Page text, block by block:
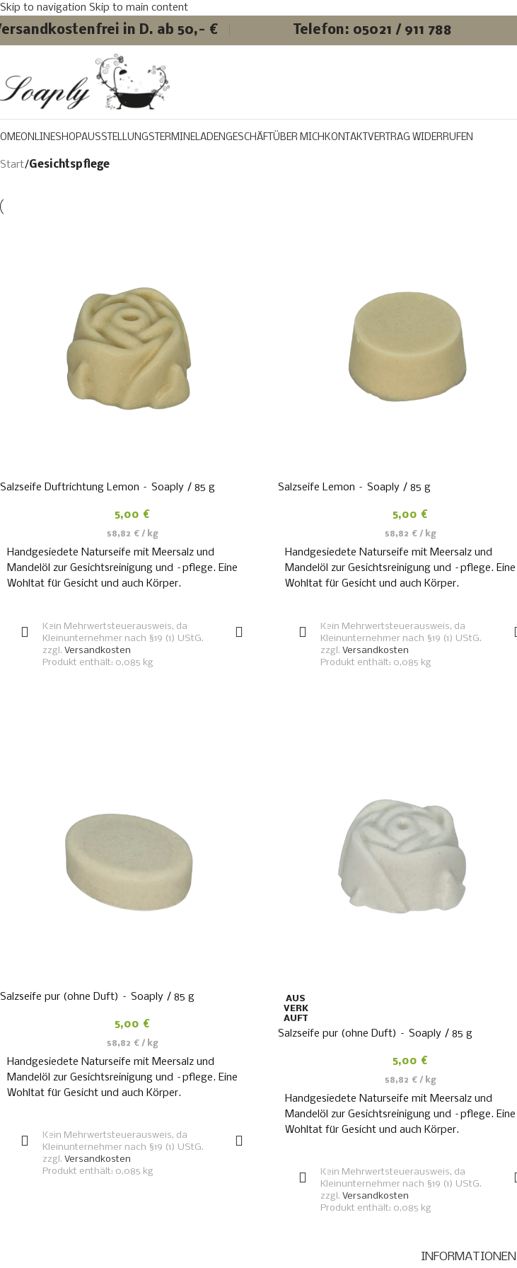
Skip to navigation Skip to main content
in D. ab 50,- € Telefon: 05021 / 911 788
ONLINESHOPAUSSTELLUNGSTERMINELADENGESCHÄFT ÜBER MICH KONTAKT VERTRAG WIDERRUFEN
Start/Gesichtspflege
Salzseife Duftrichtung Lemon – Soaply / 85 g
5,00 €
58,82 €/ kg
Handgesiedete Naturseife mit Meersalz und
Mandelöl zur Gesichtsreinigung und –pflege. Eine
Wohltat für Gesicht und auch Körper.
Kein Mehrwertsteuerausweis, da
Kleinunternehmer nach §19 (1) UStG.
zzgl. Versandkosten
Produkt enthält: 0,085 kg
Salzseife Lemon – Soaply / 85 g
5,00 €
58,82 €/ kg
Handgesiedete Naturseife mit Meersalz und
Mandelöl zur Gesichtsreinigung und –pflege. Eine
Wohltat für Gesicht und auch Körper.
Kein Mehrwertsteuerausweis, da
Kleinunternehmer nach §19 (1) UStG.
zzgl.Versandkosten
Produkt enthält: 0,085 kg
Salzseife pur (ohne Duft) – Soaply / 85 g
5,00 €
58,82 €/ kg
Handgesiedete Naturseife mit Meersalz und
Mandelöl zur Gesichtsreinigung und –pflege. Eine
Wohltat für Gesicht und auch Körper.
Kein Mehrwertsteuerausweis, da
Kleinunternehmer nach §19 (1) UStG.
zzgl. Versandkosten
Produkt enthält: 0,085 kg
AUS
VERK
AUFT
Salzseife pur (ohne Duft) – Soaply / 85 g
5,00 €
58,82 €/ kg
Handgesiedete Naturseife mit Meersalz und
Mandelöl zur Gesichtsreinigung und –pflege. Eine
Wohltat für Gesicht und auch Körper.
Kein Mehrwertsteuerausweis, da
Kleinunternehmer nach §19 (1) UStG.
zzgl.Versandkosten
Produkt enthält: 0,085 kg
INFORMATIONEN